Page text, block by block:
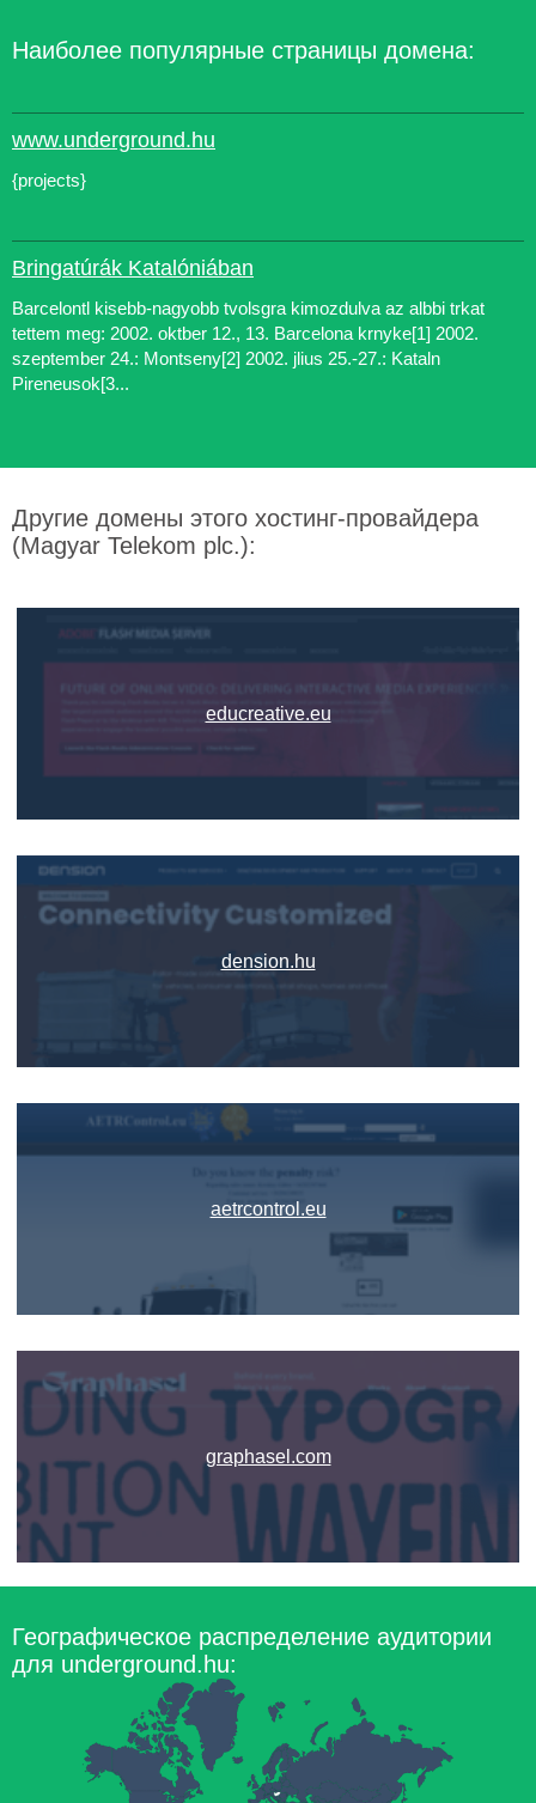
Наиболее популярные страницы домена:
www.underground.hu
{projects}
Bringatúrák Katalóniában
Barcelontl kisebb-nagyobb tvolsgra kimozdulva az albbi trkat
tettem meg: 2002. oktber 12., 13. Barcelona krnyke[1] 2002.
szeptember 24.: Montseny[2] 2002. jlius 25.-27.: Kataln
Pireneusok[3...
Другие домены этого хостинг-провайдера
(Magyar Telekom plc.):
educreative.eu
dension.hu
aetrcontrol.eu
graphasel.com
Географическое распределение аудитории
для underground.hu: